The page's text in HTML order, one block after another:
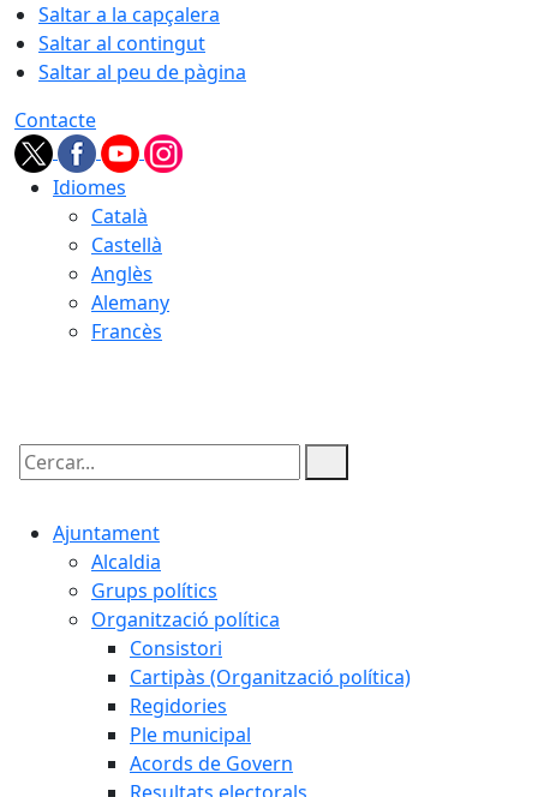
Saltar a la capçalera
Saltar al contingut
Saltar al peu de pàgina
Contacte
Idiomes
Català
Castellà
Anglès
Alemany
Francès
Cercar:
Ajuntament
Alcaldia
Grups polítics
Organització política
Consistori
Cartipàs (Organització política)
Regidories
Ple municipal
Acords de Govern